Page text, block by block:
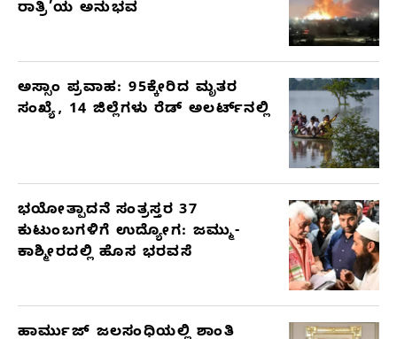
ರಾತ್ರಿ’ಯ ಅನುಭವ
ಅಸ್ಸಾಂ ಪ್ರವಾಹ: 95ಕ್ಕೇರಿದ ಮೃತರ
ಸಂಖ್ಯೆ, 14 ಜಿಲ್ಲೆಗಳು ರೆಡ್ ಅಲರ್ಟ್‌ನಲ್ಲಿ
ಭಯೋತ್ಪಾದನೆ ಸಂತ್ರಸ್ತರ 37
ಕುಟುಂಬಗಳಿಗೆ ಉದ್ಯೋಗ: ಜಮ್ಮು-
ಕಾಶ್ಮೀರದಲ್ಲಿ ಹೊಸ ಭರವಸೆ
ಹಾರ್ಮುಜ್ ಜಲಸಂಧಿಯಲ್ಲಿ ಶಾಂತಿ